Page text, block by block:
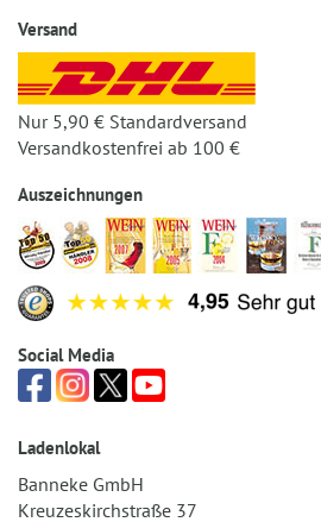
Versand
Nur 5,90 € Standardversand
Versandkostenfrei ab 100 €
Auszeichnungen
Social Media
Ladenlokal
Banneke GmbH
Kreuzeskirchstraße 37